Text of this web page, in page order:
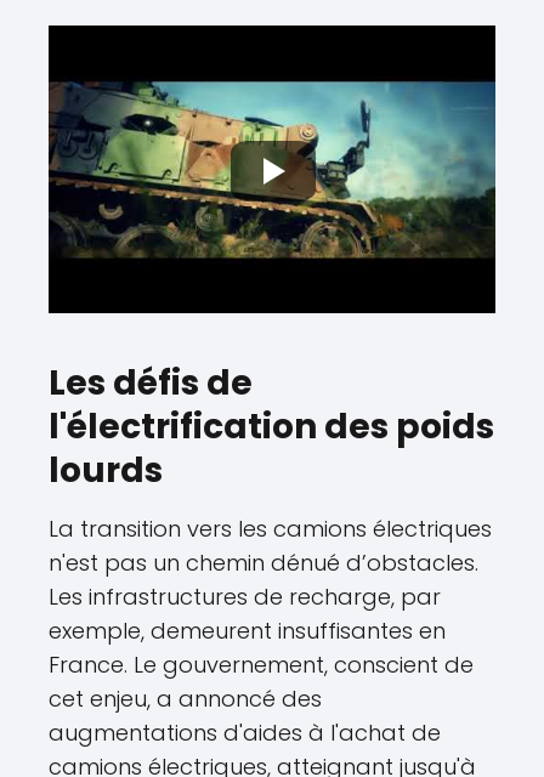
Les défis de
l'électrification des poids
lourds
La transition vers les camions électriques
n'est pas un chemin dénué d’obstacles.
Les infrastructures de recharge, par
exemple, demeurent insuffisantes en
France. Le gouvernement, conscient de
cet enjeu, a annoncé des
augmentations d'aides à l'achat de
camions électriques, atteignant jusqu'à